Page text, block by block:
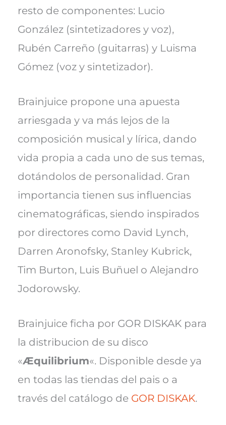
resto de componentes: Lucio
González (sintetizadores y voz),
Rubén Carreño (guitarras) y Luisma
Gómez (voz y sintetizador).
Brainjuice propone una apuesta
arriesgada y va más lejos de la
composición musical y lírica, dando
vida propia a cada uno de sus temas,
dotándolos de personalidad. Gran
importancia tienen sus influencias
cinematográficas, siendo inspirados
por directores como David Lynch,
Darren Aronofsky, Stanley Kubrick,
Tim Burton, Luis Buñuel o Alejandro
Jodorowsky.
Brainjuice ficha por GOR DISKAK para
la distribucion de su disco
«Æquilibrium«. Disponible desde ya
en todas las tiendas del pais o a
través del catálogo de GOR DISKAK.